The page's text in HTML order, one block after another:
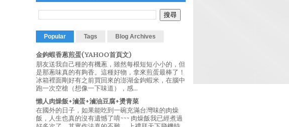
Popular Tags Blog Archives
金鉤蝦香蔥煎蛋(YAHOO首頁文)
朋友送我自己種的有機蔥，雖然每根短短小小的，但
是那蔥味真的有夠香。這種好物，拿來煎蛋最棒了！
冰箱裡面剛好有之前買回來的澎湖金鉤蝦米，在腦中
跑一次空槍（想像一下味道），感...
懶人肉燥飯+滷蛋+滷油豆腐+燙青菜
在國外的日子，如果能吃到一碗充滿台灣味的肉燥
飯，人生也真的沒有遺憾了唷~~~ 肉燥飯我已經煮過